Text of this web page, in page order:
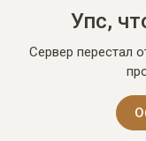
Упс,
Сервер перестал